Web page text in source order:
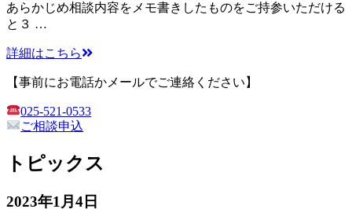
あらかじめ相談内容をメモ書きしたものをご持参いただける
と３ …
詳細はこちら
【事前にお電話かメールでご連絡ください】
025-521-0533
ご相談申込
トピックス
2023年1月4日